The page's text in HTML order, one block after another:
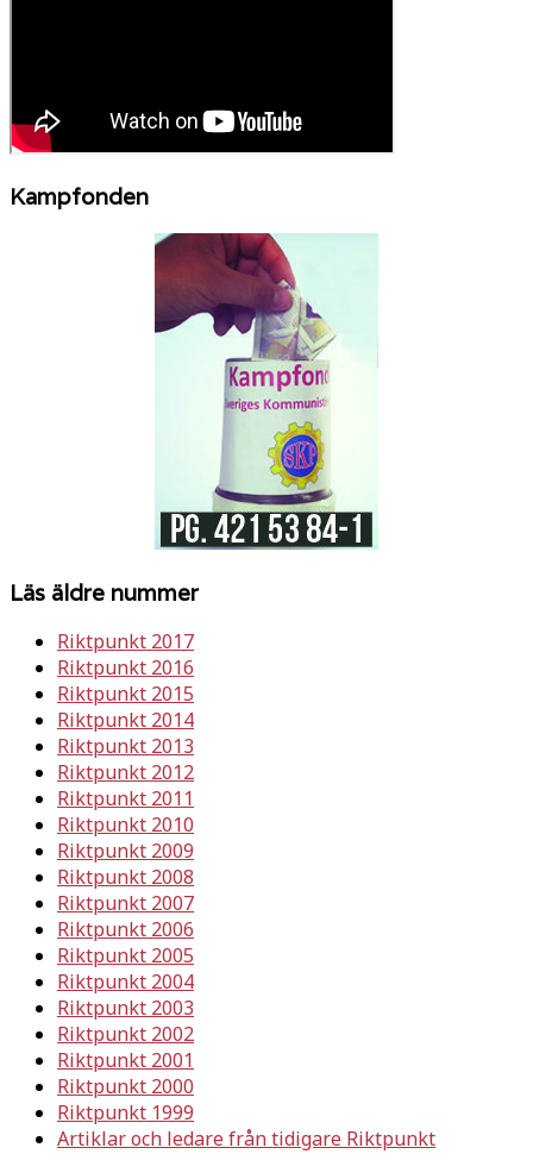
Kampfonden
Läs äldre nummer
Riktpunkt 2017
Riktpunkt 2016
Riktpunkt 2015
Riktpunkt 2014
Riktpunkt 2013
Riktpunkt 2012
Riktpunkt 2011
Riktpunkt 2010
Riktpunkt 2009
Riktpunkt 2008
Riktpunkt 2007
Riktpunkt 2006
Riktpunkt 2005
Riktpunkt 2004
Riktpunkt 2003
Riktpunkt 2002
Riktpunkt 2001
Riktpunkt 2000
Riktpunkt 1999
Artiklar och ledare från tidigare Riktpunkt